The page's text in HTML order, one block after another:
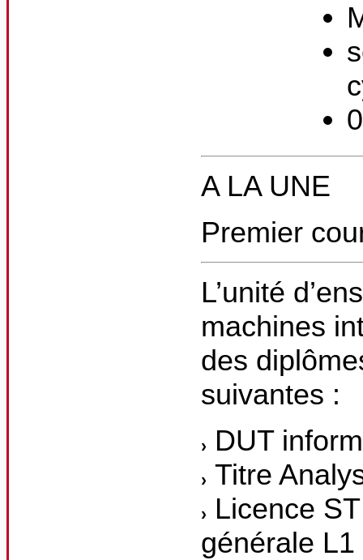
A LA UNE
Premier
L’unité
machines
des
suivantes :
DUT
Titre
Licence
générale L1